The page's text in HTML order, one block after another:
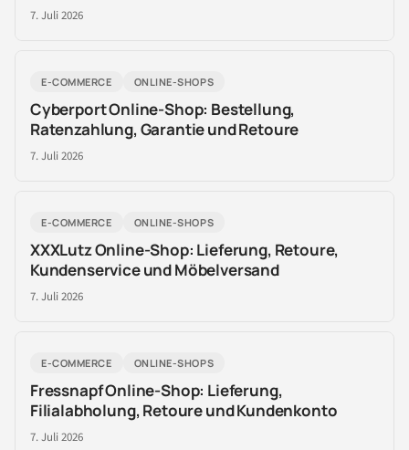
7. Juli 2026
E-COMMERCE ONLINE-SHOPS
Cyberport Online-Shop: Bestellung,
Ratenzahlung, Garantie und Retoure
7. Juli 2026
E-COMMERCE ONLINE-SHOPS
XXXLutz Online-Shop: Lieferung, Retoure,
Kundenservice und Möbelversand
7. Juli 2026
E-COMMERCE ONLINE-SHOPS
Fressnapf Online-Shop: Lieferung,
Filialabholung, Retoure und Kundenkonto
7. Juli 2026